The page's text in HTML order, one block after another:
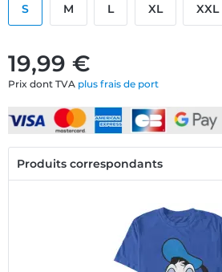
19,99 €
Prix dont TVA plus frais de port
S M L XL XXL
Produits correspondants